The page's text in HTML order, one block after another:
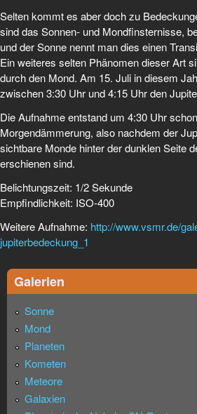
Selten kommt es aber doch zu
sind das Sonnen- und Mondfinsternisse,
und der Sonne nennt man dies einen
Ein weiteres selten Phänomen dieser Art
durch den Mond. Am 15. Juli in diesem
zwischen 3:30 Uhr und 4:15 Uhr den
Die Aufnahme entstand um 4:30 Uhr
Morgendämmerung, also nachdem der
sichtbare Monde hinter der dunklen Seite
erschienen sind.
Belichtungszeit: 1/2 Sekunde
Empfindlichkeit: ISO-400
Weitere Aufnahme: http://www.vsmr.de/
jupiterbedeckung_1
Galerien
Sonne
Mond
Planeten
Kometen
Meteore
Galaxien